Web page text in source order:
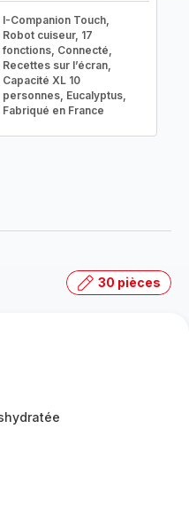
I-Companion Touch,
Robot cuiseur, 17
fonctions, Connecté,
Recettes sur l’écran,
Capacité XL 10
personnes, Eucalyptus,
Fabriqué en France
30 pièces